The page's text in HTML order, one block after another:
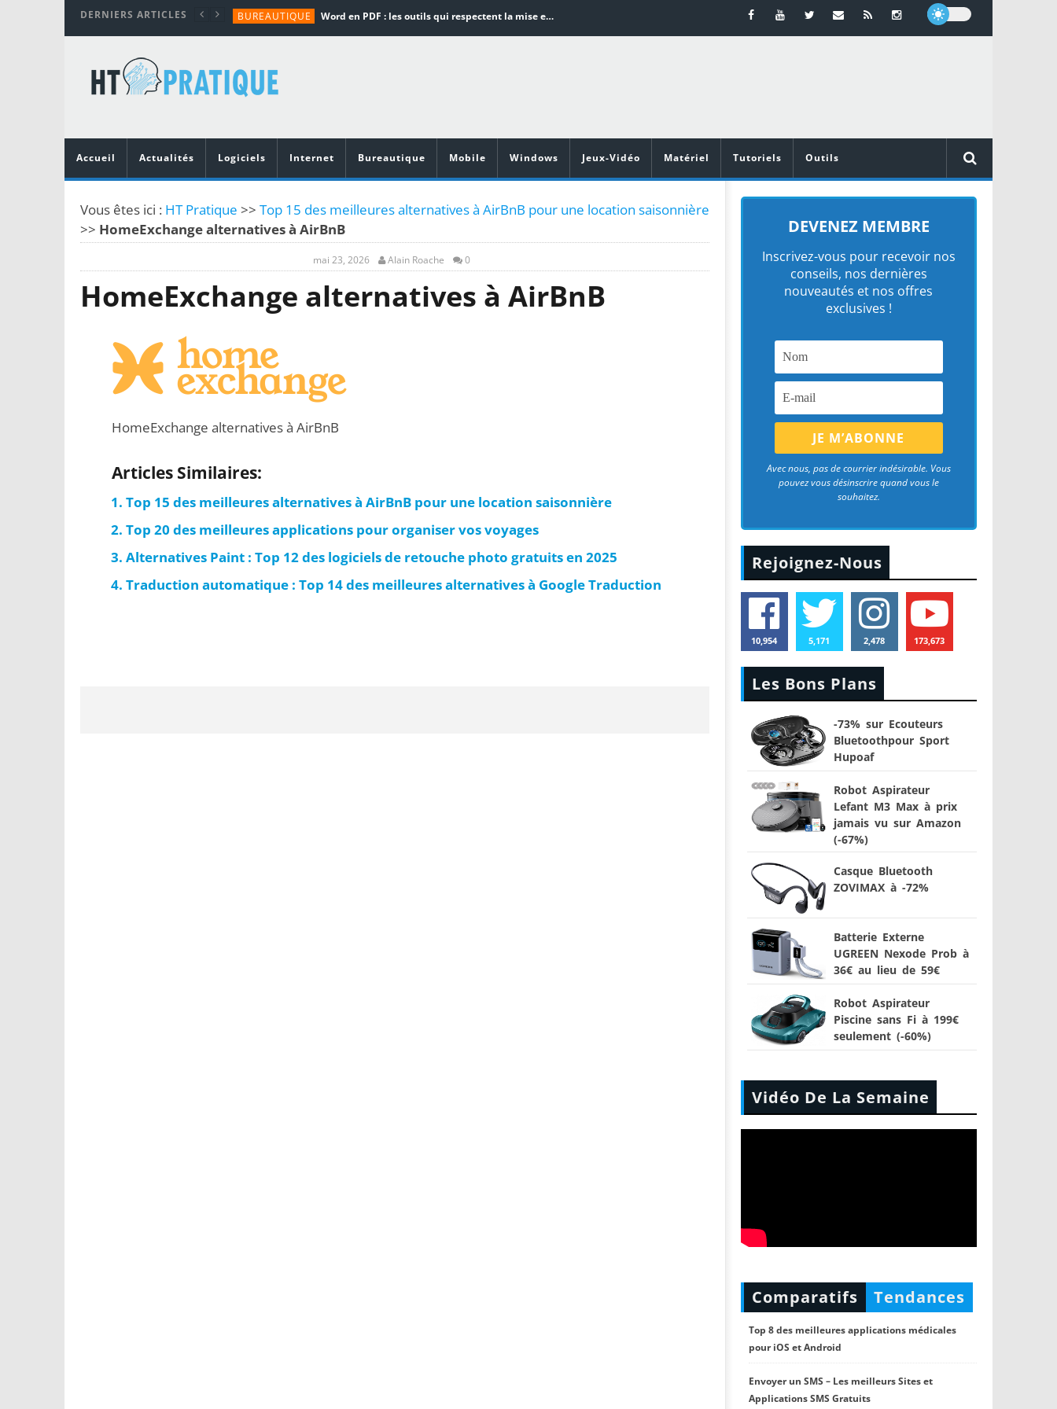
DERNIERS ARTICLES BUREAUTIQUE Word en PDF : les outils qui respectent la mise en page
TUTORIALS
MATÉRIEL
Vidéoprojecteurs Asus : Top 6 des meilleurs modèles de la marque
Accueil
Actualités Logiciels Internet Bureautique Mobile Windows Jeux-Vidéo Matériel Tutoriels Outils
Vous êtes ici : HT Pratique >> Top 15 des meilleures alternatives à AirBnB pour une location saisonnière
>> HomeExchange alternatives à AirBnB
mai 23, 2026 Alain Roache 0
HomeExchange alternatives à AirBnB
HomeExchange alternatives à AirBnB
Articles Similaires:
Top 15 des meilleures alternatives à AirBnB pour une location saisonnière
Top 20 des meilleures applications pour organiser vos voyages
Alternatives Paint : Top 12 des logiciels de retouche photo gratuits en 2025
Traduction automatique : Top 14 des meilleures alternatives à Google Traduction
DEVENEZ MEMBRE
Inscrivez-vous pour recevoir nos
conseils, nos dernières
nouveautés et nos offres
exclusives !
Avec nous, pas de courrier indésirable. Vous
pouvez vous désinscrire quand vous le
souhaitez.
Rejoignez-Nous
10,954 5,171 2,478 173,673
Les Bons Plans
-73% sur Ecouteurs
Bluetoothpour Sport
Hupoaf
Robot Aspirateur
Lefant M3 Max à prix
jamais vu sur Amazon
(-67%)
Casque Bluetooth
ZOVIMAX à -72%
Batterie Externe
UGREEN Nexode Prob à
36€ au lieu de 59€
Robot Aspirateur
Piscine sans Fi à 199€
seulement (-60%)
Vidéo De La Semaine
Comparatifs Tendances
Top 8 des meilleures applications médicales
pour iOS et Android
Envoyer un SMS – Les meilleurs Sites et
Applications SMS Gratuits